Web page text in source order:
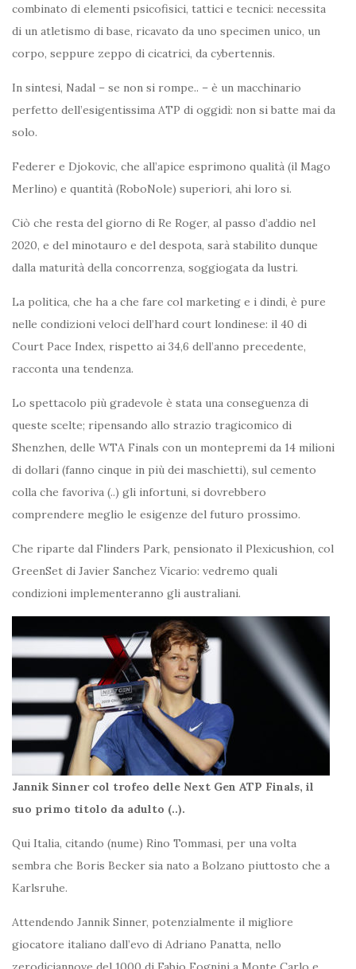
combinato di elementi psicofisici, tattici e tecnici: necessita
di un atletismo di base, ricavato da uno specimen unico, un
corpo, seppure zeppo di cicatrici, da cybertennis.
In sintesi, Nadal – se non si rompe.. – è un macchinario
perfetto dell’esigentissima ATP di oggidì: non si batte mai da
solo.
Federer e Djokovic, che all’apice esprimono qualità (il Mago
Merlino) e quantità (RoboNole) superiori, ahi loro si.
Ciò che resta del giorno di Re Roger, al passo d’addio nel
2020, e del minotauro e del despota, sarà stabilito dunque
dalla maturità della concorrenza, soggiogata da lustri.
La politica, che ha a che fare col marketing e i dindi, è pure
nelle condizioni veloci dell’hard court londinese: il 40 di
Court Pace Index, rispetto ai 34,6 dell’anno precedente,
racconta una tendenza.
Lo spettacolo più gradevole è stata una conseguenza di
queste scelte; ripensando allo strazio tragicomico di
Shenzhen, delle WTA Finals con un montepremi da 14 milioni
di dollari (fanno cinque in più dei maschietti), sul cemento
colla che favoriva (..) gli infortuni, si dovrebbero
comprendere meglio le esigenze del futuro prossimo.
Che riparte dal Flinders Park, pensionato il Plexicushion, col
GreenSet di Javier Sanchez Vicario: vedremo quali
condizioni implementeranno gli australiani.
Jannik Sinner col trofeo delle Next Gen ATP Finals, il
suo primo titolo da adulto (..).
Qui Italia, citando (nume) Rino Tommasi, per una volta
sembra che Boris Becker sia nato a Bolzano piuttosto che a
Karlsruhe.
Attendendo Jannik Sinner, potenzialmente il migliore
giocatore italiano dall’evo di Adriano Panatta, nello